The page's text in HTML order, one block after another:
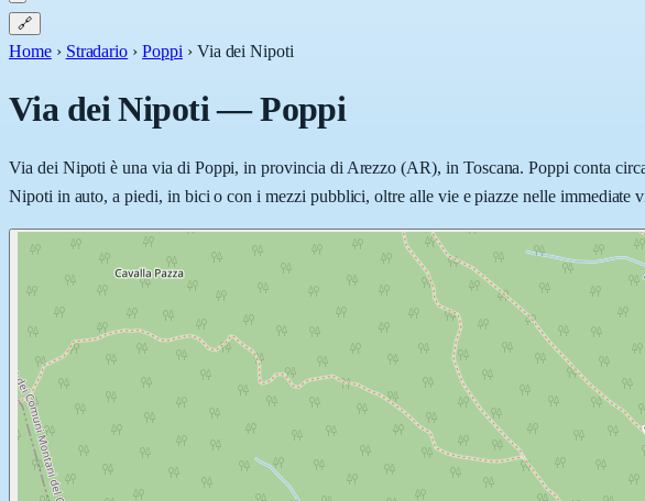
🔗
Home › Stradario › Poppi › Via dei Nipoti
Via dei Nipoti—Poppi
Via dei Nipoti è una via di Poppi, in provincia di Arezzo (AR), in Toscana. Poppi conta
Nipoti in auto, a piedi, in bici o con i mezzi pubblici, oltre alle vie e piazze nelle immediate